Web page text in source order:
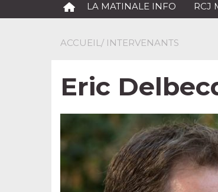
LA MATINALE INFO RCJ
ACCUEIL/ INTERVENANTS
Eric